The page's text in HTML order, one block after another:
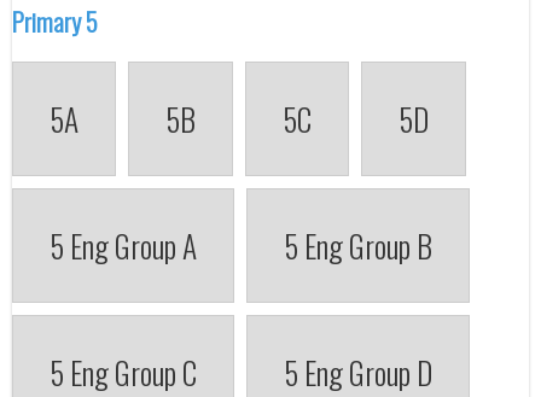
Primary 5
5A 5B 5C 5D
5 Eng Group A 5 Eng Group B
5 Eng Group C 5 Eng Group D